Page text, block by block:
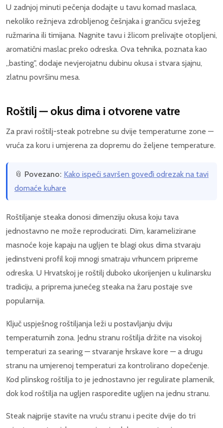
U zadnjoj minuti pečenja dodajte u tavu komad maslaca,
nekoliko režnjeva zdrobljenog češnjaka i grančicu svježeg
ružmarina ili timijana. Nagnite tavu i žlicom prelivajte otopljeni,
aromatični maslac preko odreska. Ova tehnika, poznata kao
„basting", dodaje nevjerojatnu dubinu okusa i stvara sjajnu,
zlatnu površinu mesa.
Roštilj — okus dima i otvorene vatre
Za pravi roštilj-steak potrebne su dvije temperaturne zone —
vruća za koru i umjerena za dopremu do željene temperature.
📎 Povezano: Kako ispeći savršen goveđi odrezak na tavi
domaće kuhare
Roštiljanje steaka donosi dimenziju okusa koju tava
jednostavno ne može reproducirati. Dim, karamelizirane
masnoće koje kapaju na ugljen te blagi okus dima stvaraju
jedinstveni profil koji mnogi smatraju vrhuncem pripreme
odreska. U Hrvatskoj je roštilj duboko ukorijenjen u kulinarsku
tradiciju, a priprema junećeg steaka na žaru postaje sve
popularnija.
Ključ uspješnog roštiljanja leži u postavljanju dviju
temperaturnih zona. Jednu stranu roštilja držite na visokoj
temperaturi za searing — stvaranje hrskave kore — a drugu
stranu na umjerenoj temperaturi za kontrolirano dopečenje.
Kod plinskog roštilja to je jednostavno jer regulirate plamenik,
dok kod roštilja na ugljen rasporedite ugljen na jednu stranu.
Steak najprije stavite na vruću stranu i pecite dvije do tri